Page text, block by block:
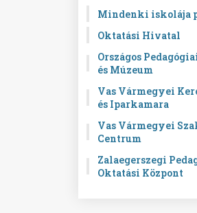
Mindenki iskolája
Oktatási Hivatal
Országos
és Múzeum
Vas Vármegyei
és Iparkamara
Vas Vármegyei
Centrum
Zalaegerszegi
Oktatási Központ